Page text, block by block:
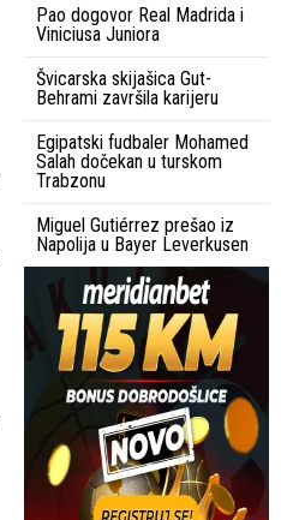
Pao dogovor Real Madrida i
Viniciusa Juniora
Švicarska skijašica Gut-
Behrami završila karijeru
Egipatski fudbaler Mohamed
Salah dočekan u turskom
Trabzonu
Miguel Gutiérrez prešao iz
Napolija u Bayer Leverkusen